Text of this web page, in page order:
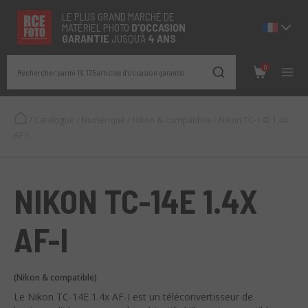
LE PLUS GRAND MARCHÉ DE
MATÉRIEL PHOTO D’OCCASION
GARANTIE JUSQU’À 4 ANS
Rechercher parmi 19.175 articles d’occasion garantis
0
NIKON TC-14E 1.4X
AF-I
(Nikon & compatible)
Le Nikon TC-14E 1.4x AF-I est un téléconvertisseur de